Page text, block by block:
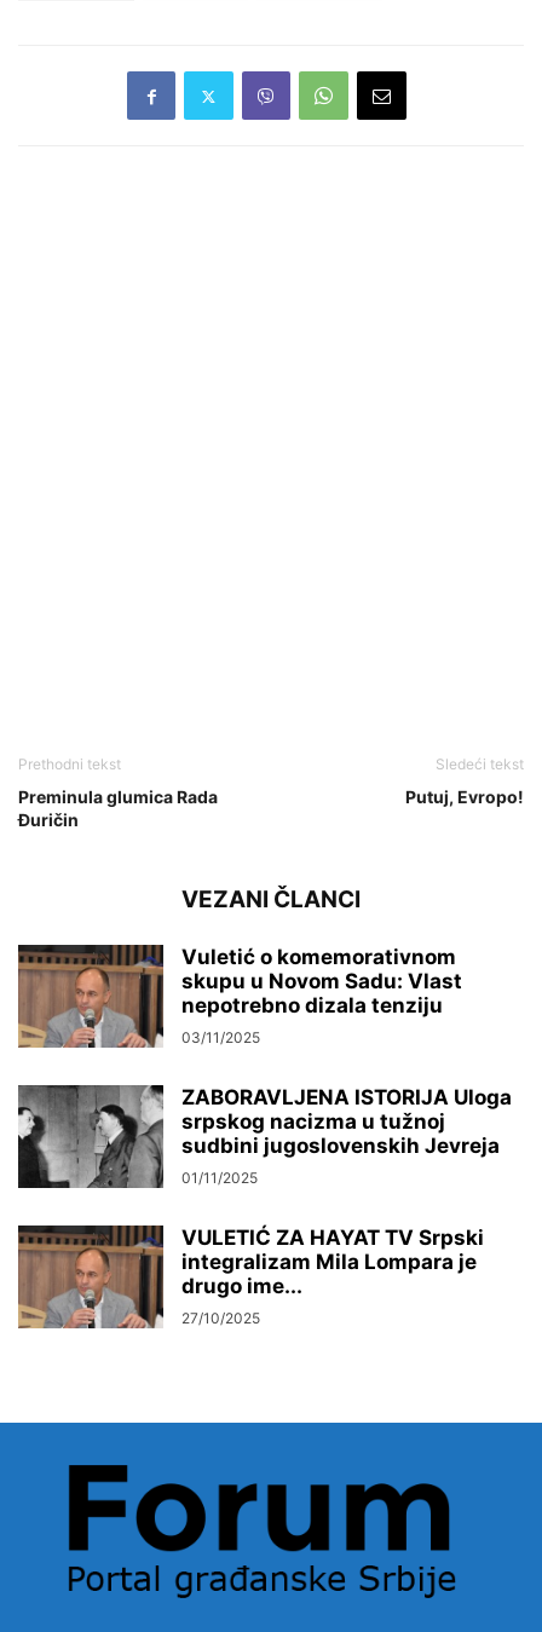
Prethodni tekst
Preminula glumica Rada
Đuričin
Sledeći tekst
Putuj, Evropo!
VEZANI ČLANCI
Vuletić o komemorativnom
skupu u Novom Sadu: Vlast
nepotrebno dizala tenziju
03/11/2025
ZABORAVLJENA ISTORIJA Uloga
srpskog nacizma u tužnoj
sudbini jugoslovenskih Jevreja
01/11/2025
VULETIĆ ZA HAYAT TV Srpski
integralizam Mila Lompara je
drugo ime...
27/10/2025